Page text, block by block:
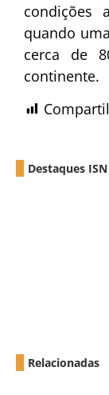
condições
quando
cerca de
continente.
Destaques ISN
Relacionadas